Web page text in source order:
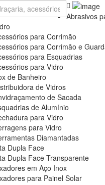
Abrasivos
para Corrimão
para Corrimão e
para Esquadrias
para Vidro
de Banheiro
de Vidros
de Sacada
de Alumínio
para Vidro
para Vidro
Diamantadas
Dupla Face
Dupla Face Transparente
em Aço Inox
para Painel Solar